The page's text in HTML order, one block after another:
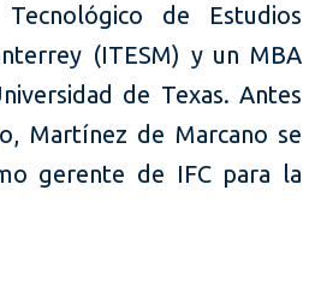
de Estudios
(ITESM) y un MBA
de Texas. Antes
Martínez de Marcano se
gerente de IFC para la